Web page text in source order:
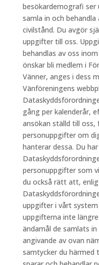
besökardemografi
samla in och
civilstånd. Du avgör
uppgifter till oss.
behandlas av oss
önskar bli medlem i
Vänner, anges i dess
Vänföreningens
gång per kalenderår,
ansökan ställd till oss,
personuppgifter om
hanterar dessa. Du
personuppgifter som
du också rätt att,
uppgifter i vårt
uppgifterna inte
ändamål de samlats
angivande av ovan
samtycker du härmed